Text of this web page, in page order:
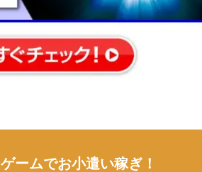
ームでお小遣い稼ぎ！